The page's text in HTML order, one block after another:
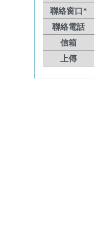
聯絡窗口*
聯絡電話
信箱
上傳